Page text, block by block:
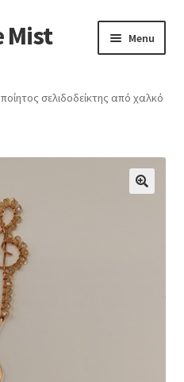
Mist Menu
σελιδοδείκτης από χαλκό